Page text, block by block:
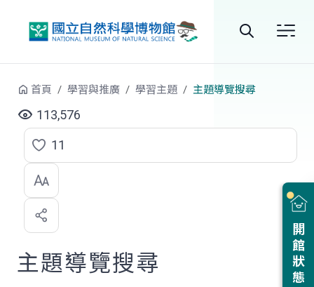
站
尋
開館狀態
首頁 學習與推廣 學習主題 主題導覽搜尋
113,576
點
選
喜
歡
11
主題導覽搜尋